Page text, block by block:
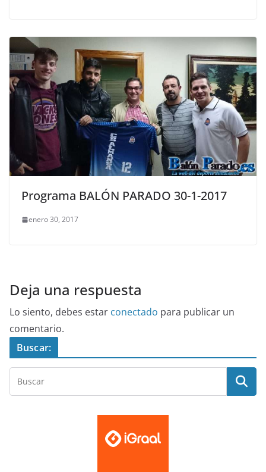
Programa BALÓN PARADO 30-1-2017
enero 30, 2017
Deja una respuesta
Lo siento, debes estar conectado para publicar un
comentario.
Buscar: